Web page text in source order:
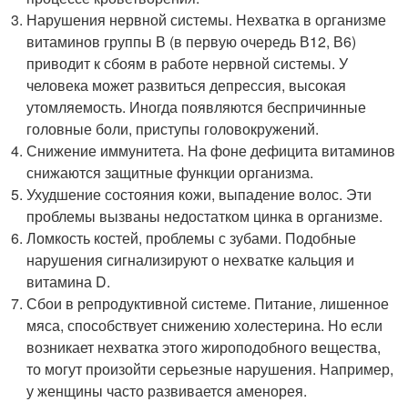
Нарушения нервной системы. Нехватка в организме
витаминов группы В (в первую очередь В12, В6)
приводит к сбоям в работе нервной системы. У
человека может развиться депрессия, высокая
утомляемость. Иногда появляются беспричинные
головные боли, приступы головокружений.
Снижение иммунитета. На фоне дефицита витаминов
снижаются защитные функции организма.
Ухудшение состояния кожи, выпадение волос. Эти
проблемы вызваны недостатком цинка в организме.
Ломкость костей, проблемы с зубами. Подобные
нарушения сигнализируют о нехватке кальция и
витамина D.
Сбои в репродуктивной системе. Питание, лишенное
мяса, способствует снижению холестерина. Но если
возникает нехватка этого жироподобного вещества,
то могут произойти серьезные нарушения. Например,
у женщины часто развивается аменорея.